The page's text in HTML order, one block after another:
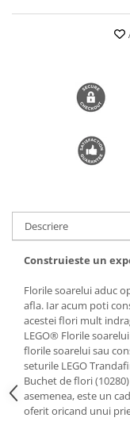
Trimmere si
Descriere
Construieste un
Florile soarelui aduc
afla. Iar acum poti
acestei flori mult
LEGO® Florile
florile soarelui sau
seturile LEGO
Buchet de flori
asemenea, este un
oferit oricand unui